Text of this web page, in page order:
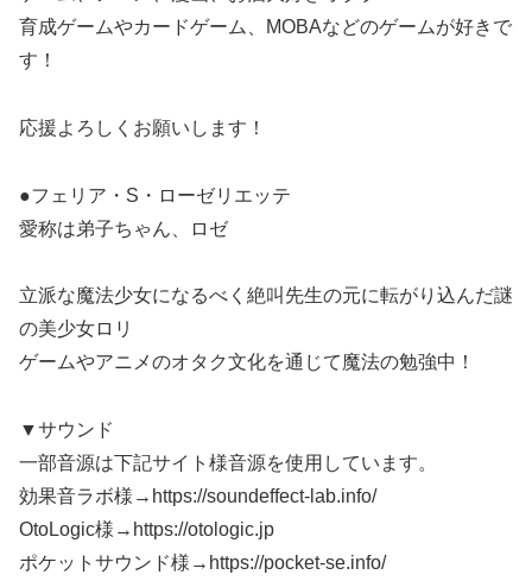
育成ゲームやカードゲーム、MOBAなどのゲームが好きで
す！
応援よろしくお願いします！
●フェリア・S・ローゼリエッテ
愛称は弟子ちゃん、ロゼ
立派な魔法少女になるべく絶叫先生の元に転がり込んだ謎
の美少女ロリ
ゲームやアニメのオタク文化を通じて魔法の勉強中！
▼サウンド
一部音源は下記サイト様音源を使用しています。
効果音ラボ様→https://soundeffect-lab.info/
OtoLogic様→https://otologic.jp
ポケットサウンド様→https://pocket-se.info/